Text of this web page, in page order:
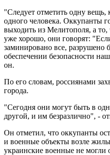
"Следует отметить одну
одного человека. Оккупанты
выходить из Мелитополя, а то,
уже хорошо, они говорят:
заминировано все, разрушено
обеспечении безопасности
он.
По его словам, россиянами
города.
"Сегодня они могут быть в
другой, и им безразлично", -
Он отметил, что оккупанты
и военные объекты возле
украинские военные не могли